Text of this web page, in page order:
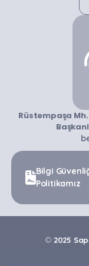
Rüstempaşa
Bilgi
Politikamız
© 2025